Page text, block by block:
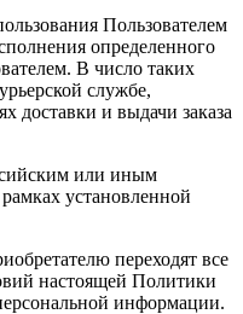
Пользователем
определенного
В число таких
службе,
доставки и выдачи заказа
или иным
установленной
переходят все
настоящей Политики
информации.